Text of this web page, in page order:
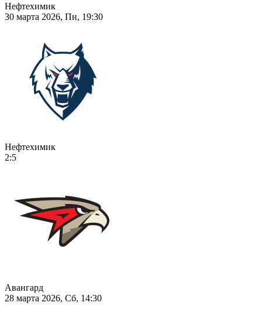
Нефтехимик
30 марта 2026, Пн, 19:30
Нефтехимик
2:5
Авангард
28 марта 2026, Сб, 14:30